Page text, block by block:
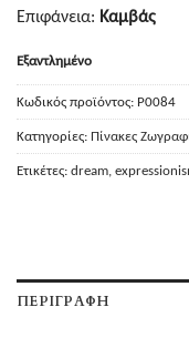
Επιφάνεια: Καμβάς
Εξαντλημένο
Κωδικός προϊόντος: P0084
Κατηγορίες: Πίνακες
Ετικέτες: dream,
ΠΕΡΙΓΡΑΦΉ